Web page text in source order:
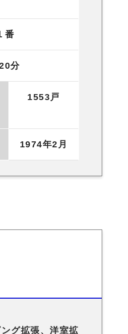
番
分
1553戸
1974年2月
グ拡張、洋室拡